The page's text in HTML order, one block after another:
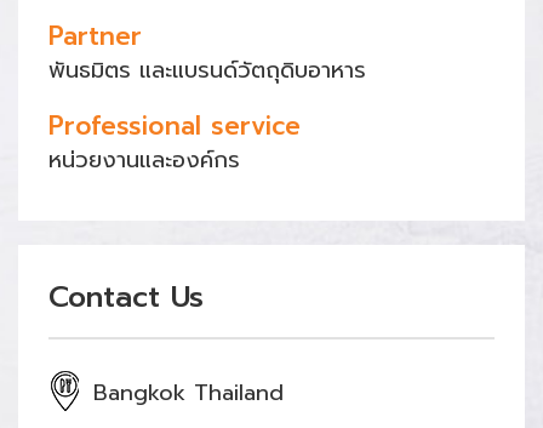
Partner
พันธมิตร และแบรนด์วัตถุดิบอาหาร
Professional service
หน่วยงานและองค์กร
Contact Us
Bangkok Thailand